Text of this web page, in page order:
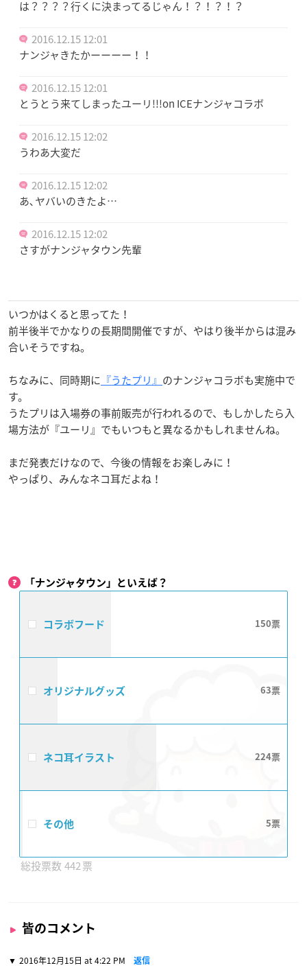
は？？？？行くに決まってるじゃん！？！？！？
2016.12.15 12:01
ナンジャきたかーーーー！！
2016.12.15 12:01
とうとう来てしまったユーリ!!!on ICEナンジャコラボ
2016.12.15 12:02
うわあ大変だ
2016.12.15 12:02
あ､ヤバいのきたよ…
2016.12.15 12:02
さすがナンジャタウン先輩
いつかはくると思ってた！
前半後半でかなりの長期間開催ですが、やはり後半からは混み
合いそうですね。
ちなみに、同時期に 『うたプリ』 のナンジャコラボも実施中で
す。
うたプリは入場券の事前販売が行われるので、もしかしたら入
場方法が『ユーリ』でもいつもと異なるかもしれませんね。
まだ発表だけなので、今後の情報をお楽しみに！
やっぱり、みんなネコ耳だよね！
「ナンジャタウン」といえば？
コラボフード 150
オリジナルグッズ 63
ネコ耳イラスト 224
その他 5
442
皆のコメント
2016年12月15日 at 4:22 PM 返信